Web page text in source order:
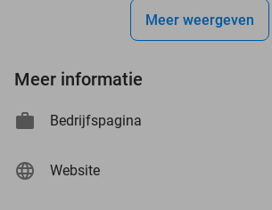
Meer weergeven
Meer informatie
Bedrijfspagina
Website